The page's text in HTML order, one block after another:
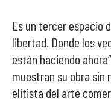
Es un tercer espacio
libertad. Donde los
están haciendo
muestran su obra sin
elitista del arte